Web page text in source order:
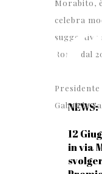
Morabito,
celebra
Roma dal
Gabriele
NEWS:
12
in via